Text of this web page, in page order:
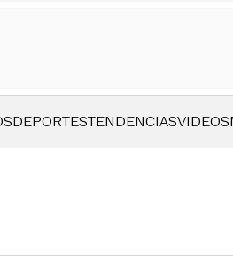
DEPORTESTENDENCIASVIDEOS